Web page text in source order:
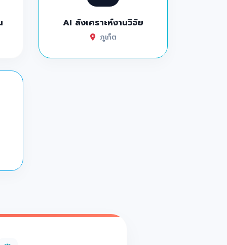
ลยย
AI สังเคราะห์งานวิจัย
ภูเก็ต